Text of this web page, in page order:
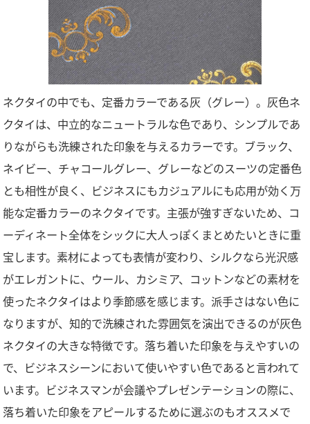
ネクタイの中でも、定番カラーである灰（グレー）。灰色ネ
クタイは、中立的なニュートラルな色であり、シンプルであ
りながらも洗練された印象を与えるカラーです。ブラック、
ネイビー、チャコールグレー、グレーなどのスーツの定番色
とも相性が良く、ビジネスにもカジュアルにも応用が効く万
能な定番カラーのネクタイです。主張が強すぎないため、コ
ーディネート全体をシックに大人っぽくまとめたいときに重
宝します。素材によっても表情が変わり、シルクなら光沢感
がエレガントに、ウール、カシミア、コットンなどの素材を
使ったネクタイはより季節感を感じます。派手さはない色に
なりますが、知的で洗練された雰囲気を演出できるのが灰色
ネクタイの大きな特徴です。落ち着いた印象を与えやすいの
で、ビジネスシーンにおいて使いやすい色であると言われて
います。ビジネスマンが会議やプレゼンテーションの際に、
落ち着いた印象をアピールするために選ぶのもオススメで